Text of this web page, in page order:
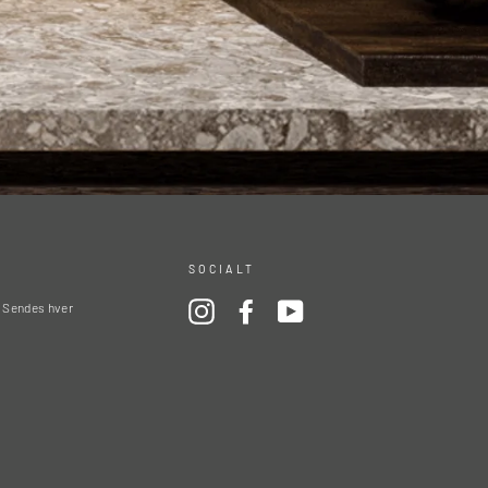
hver
SOCIALT
InstagramFacebook